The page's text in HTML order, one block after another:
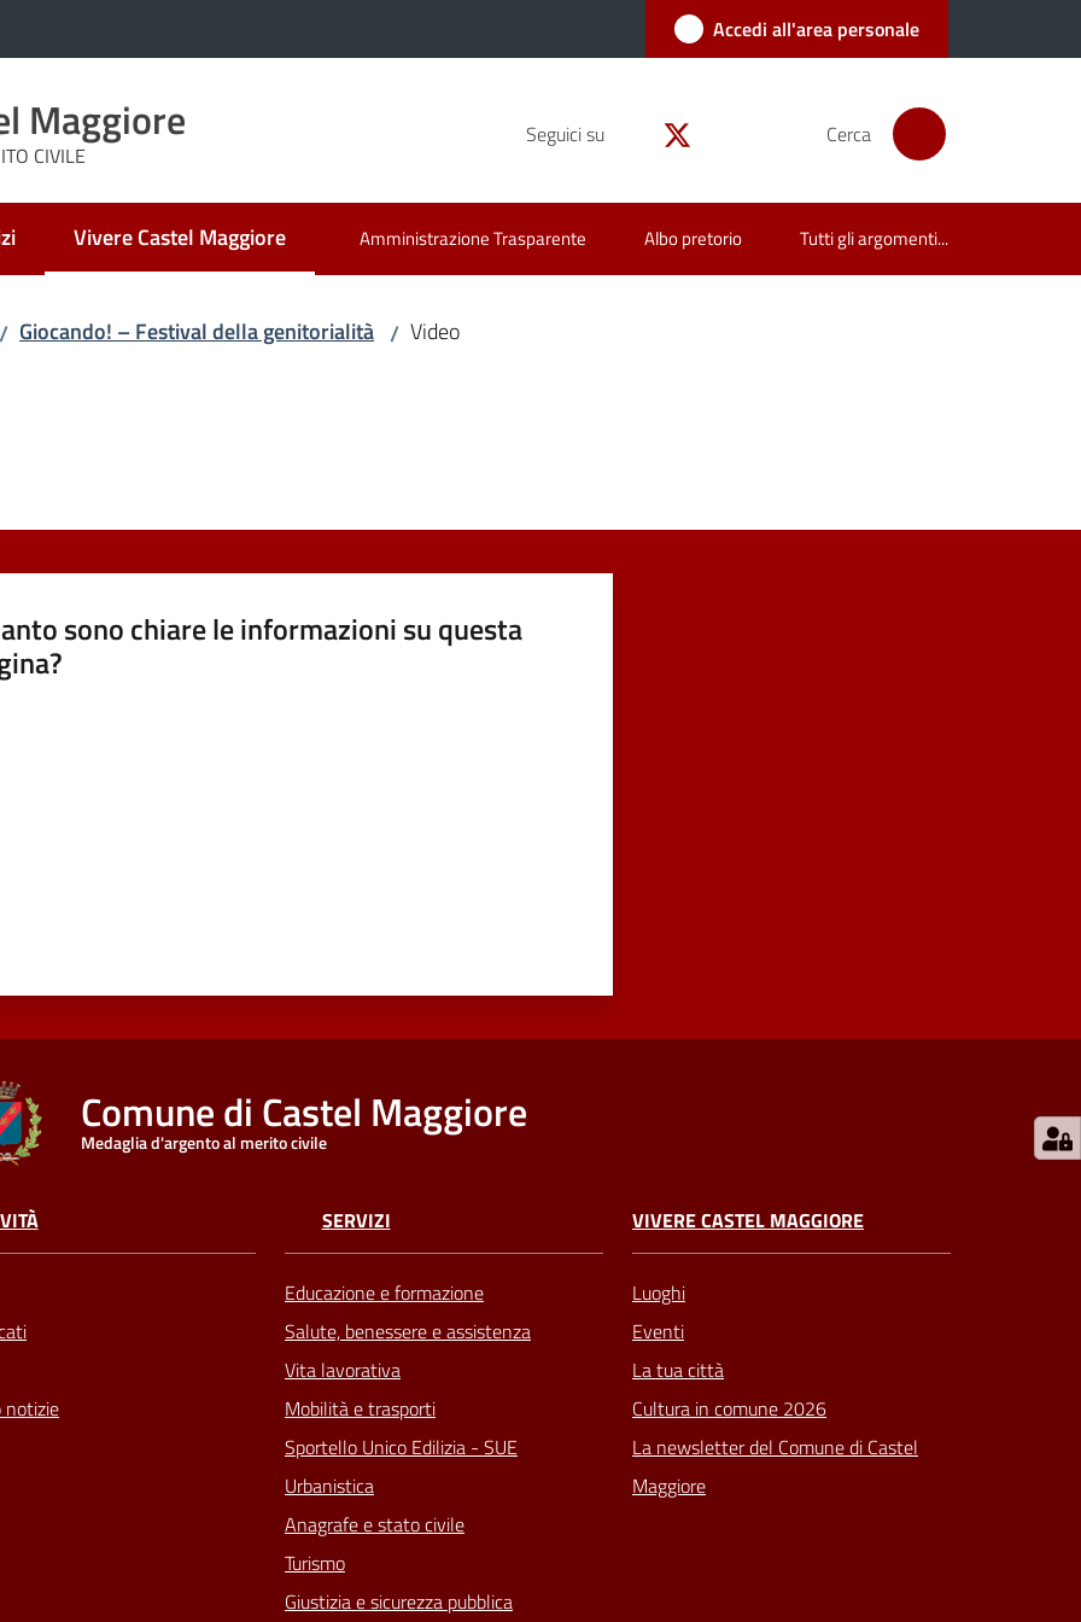
Accedi all'area personale
Maggiore
CIVILE
Seguici su Cerca
Vivere Castel Maggiore
Menu selezionato Amministrazione Trasparente Albo pretorio Tutti gli argomenti...
/ Giocando! – Festival della genitorialità / Video
sono chiare le informazioni su questa
Comune di Castel Maggiore
Medaglia d'argento al merito civile
notizie
SERVIZI
Educazione e formazione
Salute, benessere e assistenza
Vita lavorativa
Mobilità e trasporti
Sportello Unico Edilizia - SUE
Urbanistica
Anagrafe e stato civile
Turismo
Giustizia e sicurezza pubblica
VIVERE CASTEL MAGGIORE
Luoghi
Eventi
La tua città
Cultura in comune 2026
La newsletter del Comune di Castel
Maggiore